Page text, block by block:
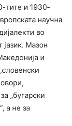
тите и 1930-
научна
во
Мазон
и
„бугарски
а не за